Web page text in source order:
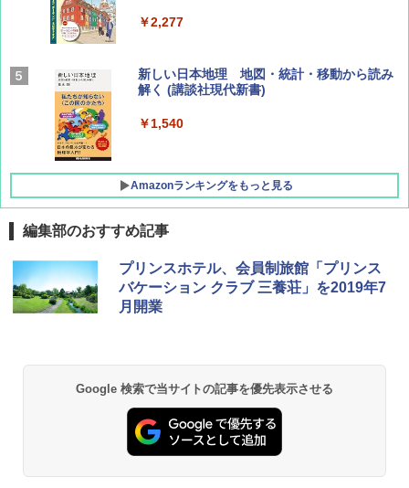
AIRLINE（エアライン）2026年9月号【特
集】ボーイング110周年を祝して！
￥1,760
￥2,277
新しい日本地理 地図・統計・移動から読み
解く (講談社現代新書)
￥1,540
Amazonランキングをもっと見る
[キャンパーズコレクション 山善] ポップアッ
プテント 傘みたいに広げて畳める パッとサ
ッとサンシェード キューブ フルクローズ メ
ッシュ 簡単設置 ワンタッチテント キャンプ
PYKES PEAK (パイクスピーク) 着替えテン
ト プライバシー テント 【中が透けない】 1
人用 折りたたみ 防災グッズ 災害用トイレ ビ
ーチ ピクニック ポップアップテント 携帯 簡
DEWEL パラソル 大型 ビーチ アウトドアパ
ラソル ガーデン サイトシート付 折りたたみ
防水 UVカット 4段階高さ調整 軽量 収納袋付
き
熊撃退スプレー 熊よけスプレー 熊スプレー
【日本企業販売】超強力クマ対策スプレー 30
0ml（連続噴射30秒）110ml（連続噴射15
秒）射程5～10m 安全ロック搭載 携帯収納袋
付き ヒグマ・イノシシ対策 自治体・教育機
編集部のおすすめ記事
プリンスホテル、会員制旅館「プリンス
バケーション クラブ 三養荘」を2019年7
月開業
Google 検索で当サイトの記事を優先表示させる